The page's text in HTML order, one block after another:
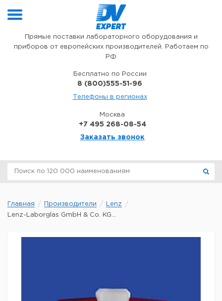
Прямые поставки лабораторного оборудования и
приборов от европейских производителей. Работаем по
РФ
Бесплатно по России
8 (800)555-51-96
Телефоны в регионах
Москва
+7 495 268-08-54
Заказать звонок
Главная Производители
Lenz
Lenz-Laborglas GmbH & Co. KG...